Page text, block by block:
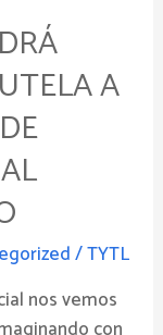
A
/TYTL
nos vemos